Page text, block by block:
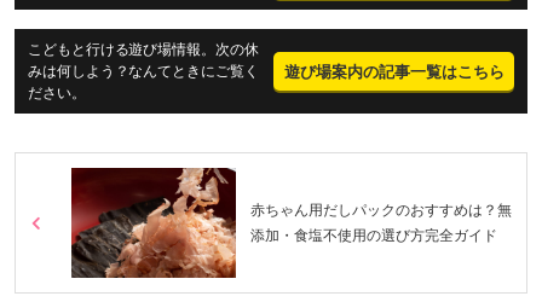
こどもと行ける遊び場情報。次の休
みは何しよう？なんてときにご覧く
ださい。
遊び場案内の記事一覧はこちら
赤ちゃん用だしパックのおすすめは？無
添加・食塩不使用の選び方完全ガイド